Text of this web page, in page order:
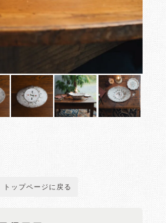
トップページに戻る